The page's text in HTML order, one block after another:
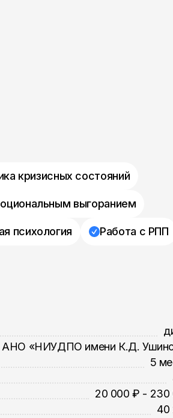
кризисных состояний
выгоранием
психология Работа с РПП
АНО «НИУДПО имени К.Д.
5
20 000 ₽ - 230
40